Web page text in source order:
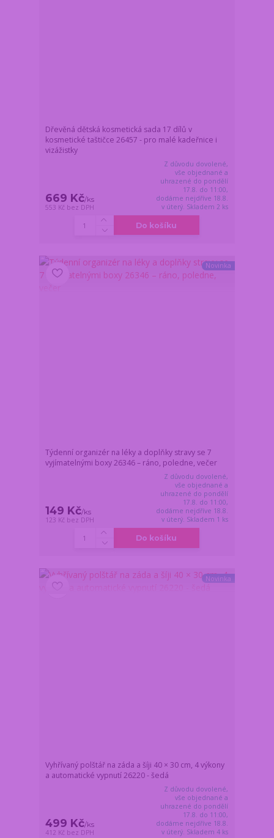
Dřevěná dětská kosmetická sada 17 dílů v
kosmetické taštičce 26457 - pro malé kadeřnice i
vizážistky
669 Kč/ks
553 Kč bez DPH
Z důvodu dovolené,
vše objednané a
uhrazené do pondělí
17.8. do 11:00,
dodáme nejdříve 18.8.
v úterý. Skladem 2 ks
Do košíku
Novinka
Týdenní organizér na léky a doplňky stravy se 7
vyjímatelnými boxy 26346 – ráno, poledne, večer
149 Kč/ks
123 Kč bez DPH
Z důvodu dovolené,
vše objednané a
uhrazené do pondělí
17.8. do 11:00,
dodáme nejdříve 18.8.
v úterý. Skladem 1 ks
Do košíku
Novinka
Vyhřívaný polštář na záda a šíji 40 × 30 cm, 4 výkony
a automatické vypnutí 26220 - šedá
499 Kč/ks
412 Kč bez DPH
Z důvodu dovolené,
vše objednané a
uhrazené do pondělí
17.8. do 11:00,
dodáme nejdříve 18.8.
v úterý. Skladem 4 ks